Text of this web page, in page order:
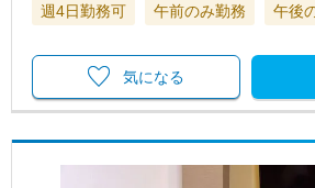
週4日勤務可
午前のみ勤務 午後
気になる